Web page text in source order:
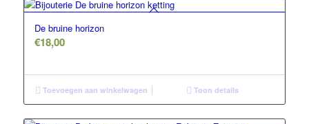
De bruine horizon
€18,00
Toevoegen aan winkelwagen Toon details